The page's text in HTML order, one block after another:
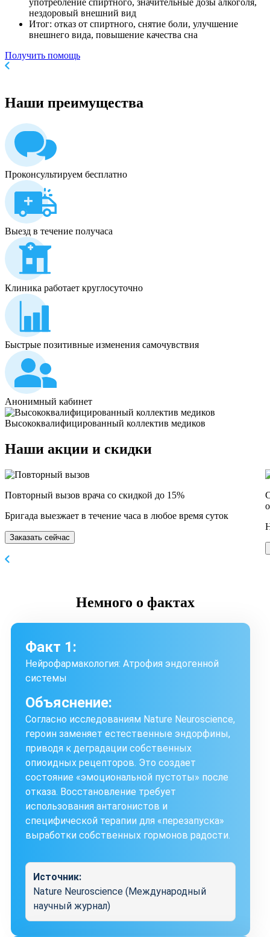
употребление спиртного, значительные дозы алкоголя,
нездоровый внешний вид
Итог: отказ от спиртного, снятие боли, улучшение
внешнего вида, повышение качества сна
Получить помощь
Наши преимущества
Проконсультируем бесплатно
Выезд в течение получаса
Клиника работает круглосуточно
Быстрые позитивные изменения самочувствия
Анонимный кабинет
Высококвалифицированный коллектив медиков
Наши акции и скидки
Повторный вызов врача со скидкой до 15%
Бригада выезжает в течение часа в любое время суток
Заказать сейчас
Немного о фактах
Факт 1:
Нейрофармакология: Атрофия эндогенной
системы
Объяснение:
Согласно исследованиям Nature Neuroscience,
героин заменяет естественные эндорфины,
приводя к деградации собственных
опиоидных рецепторов. Это создает
состояние «эмоциональной пустоты» после
отказа. Восстановление требует
использования антагонистов и
специфической терапии для «перезапуска»
выработки собственных гормонов радости.
Источник:
Nature Neuroscience (Международный
научный журнал)